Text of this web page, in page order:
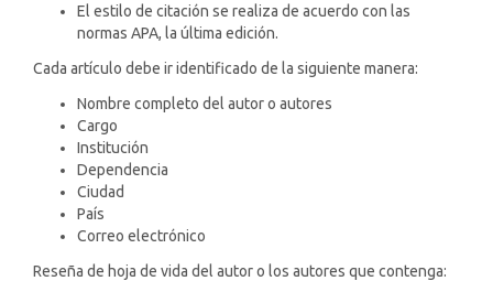
El estilo de citación se realiza de acuerdo con las
normas APA, la última edición.
Cada artículo debe ir identificado de la siguiente manera:
Nombre completo del autor o autores
Cargo
Institución
Dependencia
Ciudad
País
Correo electrónico
Reseña de hoja de vida del autor o los autores que contenga: